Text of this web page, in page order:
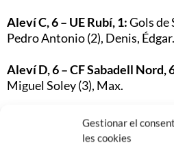
Gestionar el
les cookies
Aleví C, 6 – UE Rubí, 1:Gols de
Pedro Antonio (2), Denis, Édgar.
Aleví D, 6 – CF Sabadell Nord,
Miguel Soley (3), Max.
CD Montcada, 1 – Aleví E, 8:
Pol Pedro (2), Enric (2),